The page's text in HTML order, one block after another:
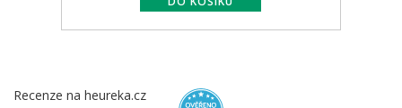
Recenze na heureka.cz